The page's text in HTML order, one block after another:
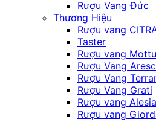
Rượu Vang Đức
Thương Hiệu
Rượu vang
Taster
Rượu vang
Rượu Vang
Rượu Vang
Rượu Vang Grati
Rượu vang Alesia
Rượu vang